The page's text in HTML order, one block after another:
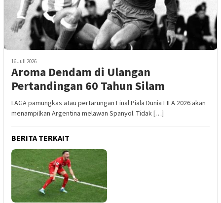
16 Juli 2026
Aroma Dendam di Ulangan
Pertandingan 60 Tahun Silam
LAGA pamungkas atau pertarungan Final Piala Dunia FIFA 2026 akan
menampilkan Argentina melawan Spanyol. Tidak […]
BERITA TERKAIT